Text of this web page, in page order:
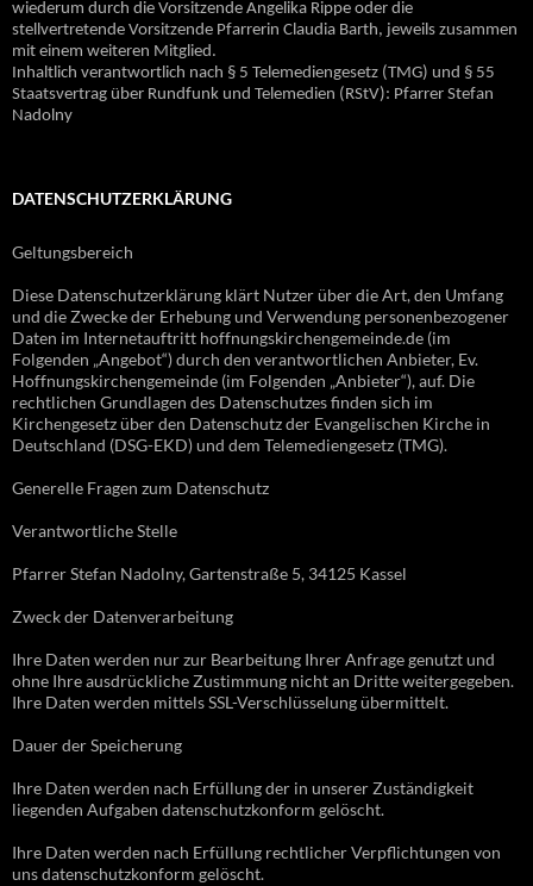
wiederum durch die Vorsitzende Angelika Rippe oder die
stellvertretende Vorsitzende Pfarrerin Claudia Barth, jeweils zusammen
mit einem weiteren Mitglied.
Inhaltlich verantwortlich nach § 5 Telemediengesetz (TMG) und § 55
Staatsvertrag über Rundfunk und Telemedien (RStV): Pfarrer Stefan
Nadolny
DATENSCHUTZERKLÄRUNG
Geltungsbereich
Diese Datenschutzerklärung klärt Nutzer über die Art, den Umfang
und die Zwecke der Erhebung und Verwendung personenbezogener
Daten im Internetauftritt hoffnungskirchengemeinde.de (im
Folgenden „Angebot“) durch den verantwortlichen Anbieter, Ev.
Hoffnungskirchengemeinde (im Folgenden „Anbieter“), auf. Die
rechtlichen Grundlagen des Datenschutzes finden sich im
Kirchengesetz über den Datenschutz der Evangelischen Kirche in
Deutschland (DSG-EKD) und dem Telemediengesetz (TMG).
Generelle Fragen zum Datenschutz
Verantwortliche Stelle
Pfarrer Stefan Nadolny, Gartenstraße 5, 34125 Kassel
Zweck der Datenverarbeitung
Ihre Daten werden nur zur Bearbeitung Ihrer Anfrage genutzt und
ohne Ihre ausdrückliche Zustimmung nicht an Dritte weitergegeben.
Ihre Daten werden mittels SSL-Verschlüsselung übermittelt.
Dauer der Speicherung
Ihre Daten werden nach Erfüllung der in unserer Zuständigkeit
liegenden Aufgaben datenschutzkonform gelöscht.
Ihre Daten werden nach Erfüllung rechtlicher Verpflichtungen von
uns datenschutzkonform gelöscht.